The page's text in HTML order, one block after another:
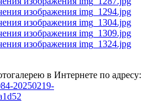
в Интернете по адресу:
20250219-